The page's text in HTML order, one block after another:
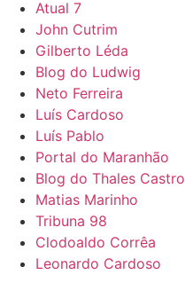
Atual 7
John Cutrim
Gilberto Léda
Blog do Ludwig
Neto Ferreira
Luís Cardoso
Luís Pablo
Portal do Maranhão
Blog do Thales Castro
Matias Marinho
Tribuna 98
Clodoaldo Corrêa
Leonardo Cardoso